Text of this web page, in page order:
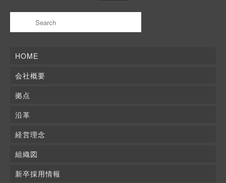
HOME
会社概要
拠点
沿革
経営理念
組織図
新卒採用情報